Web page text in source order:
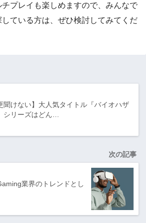
プレイも楽しめますので、みんなで
ている方は、ぜひ検討してみてくだ
聞けない】大人気タイトル『バイオハザ
シリーズはどん…
次の記事
業界のトレンドとし